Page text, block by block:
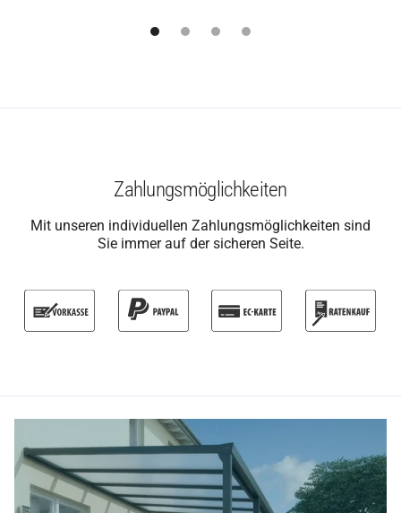
Zahlungsmöglichkeiten
Mit unseren individuellen Zahlungsmöglichkeiten sind
Sie immer auf der sicheren Seite.